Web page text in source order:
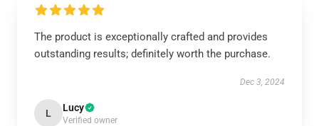
The product is exceptionally crafted and provides
outstanding results; definitely worth the purchase.
Dec 3, 2024
L Lucy
Verified owner